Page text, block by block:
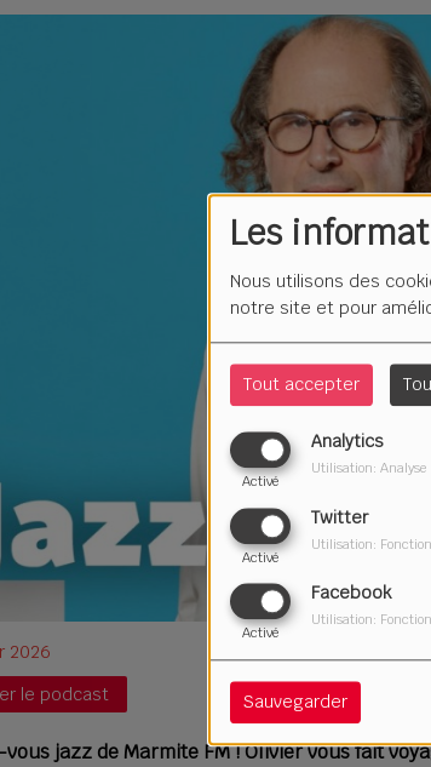
Les
Nous utilisons des
notre site et pour
Tout accepter
Analytics
Activé
Utilisation: Analyse
Twitter
Activé
Utilisation:
Facebook
Activé
Utilisation:
Sauvegarder
2026
le podcast
jazz de Marmite FM ! Olivier vous fait